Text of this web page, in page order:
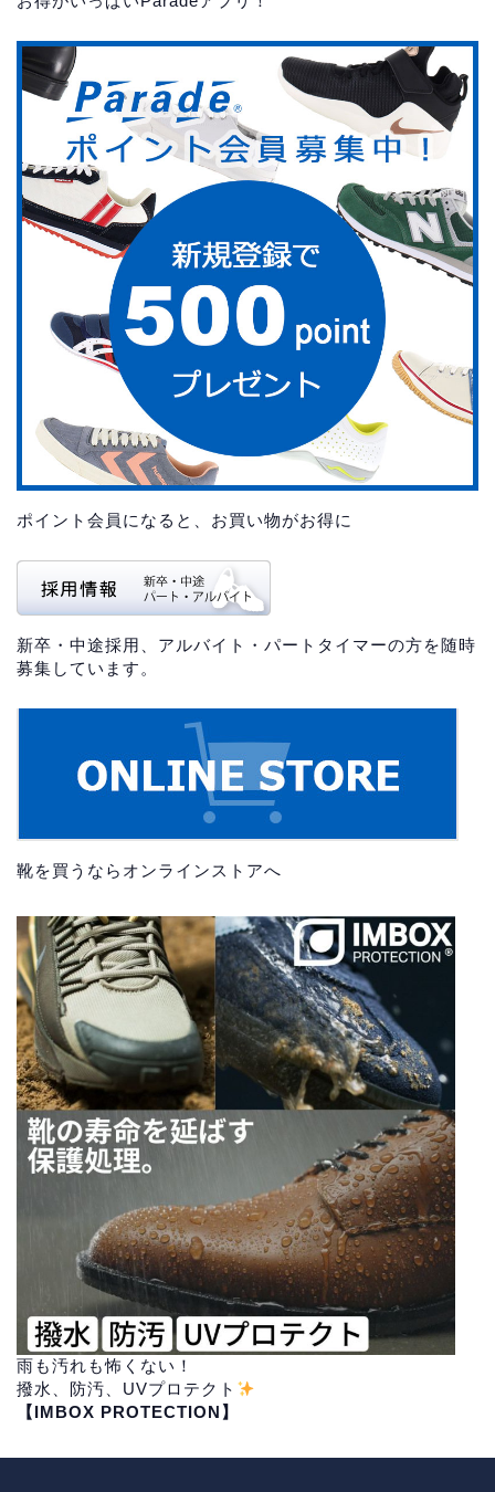
ポイント会員になると、お買い物がお得に
新卒・中途採用、アルバイト・パートタイマーの方を随時
募集しています。
靴を買うならオンラインストアへ
雨も汚れも怖くない！
撥水、防汚、UVプロテクト
【IMBOX PROTECTION】